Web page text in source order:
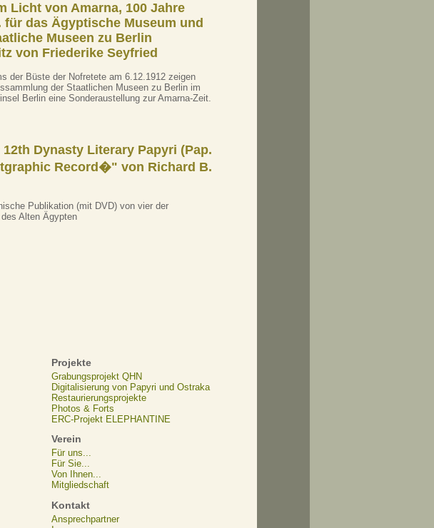
Licht von Amarna, 100 Jahre
für das Ägyptische Museum und
Museen zu Berlin
von Friederike Seyfried
der Büste der Nofretete am 6.12.1912 zeigen
der Staatlichen Museen zu Berlin im
Berlin eine Sonderaustellung zur Amarna-Zeit.
Dynasty Literary Papyri (Pap.
Record�" von Richard B.
Publikation (mit DVD) von vier der
Alten Ägypten
Projekte
Grabungsprojekt QHN
Digitalisierung von Papyri und Ostraka
Restaurierungsprojekte
Photos & Forts
ERC-Projekt ELEPHANTINE
Verein
Für uns...
Für Sie...
Von Ihnen...
Mitgliedschaft
Kontakt
Ansprechpartner